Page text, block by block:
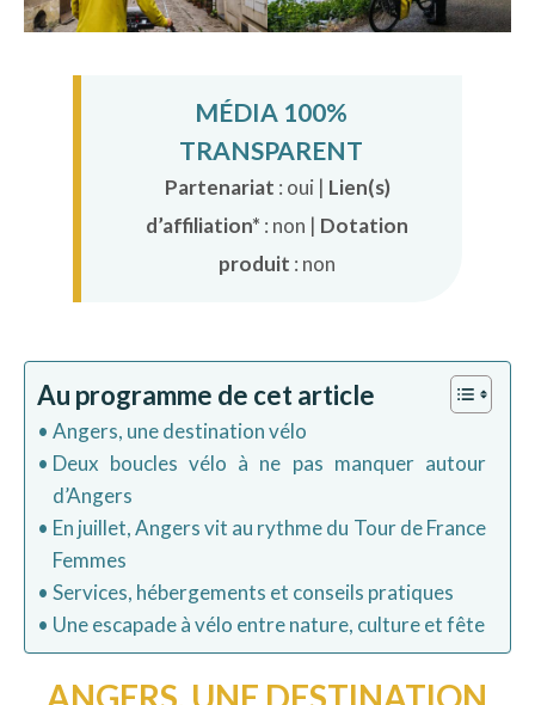
MÉDIA 100%
TRANSPARENT
Partenariat : oui | Lien(s)
d’affiliation* : non | Dotation
produit : non
Au programme de cet article
Angers, une destination vélo
Deux boucles vélo à ne pas manquer autour
d’Angers
En juillet, Angers vit au rythme du Tour de France
Femmes
Services, hébergements et conseils pratiques
Une escapade à vélo entre nature, culture et fête
ANGERS, UNE DESTINATION